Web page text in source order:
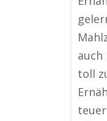
auch
toll